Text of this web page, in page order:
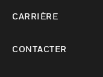
CARRIÈRE
CONTACTER